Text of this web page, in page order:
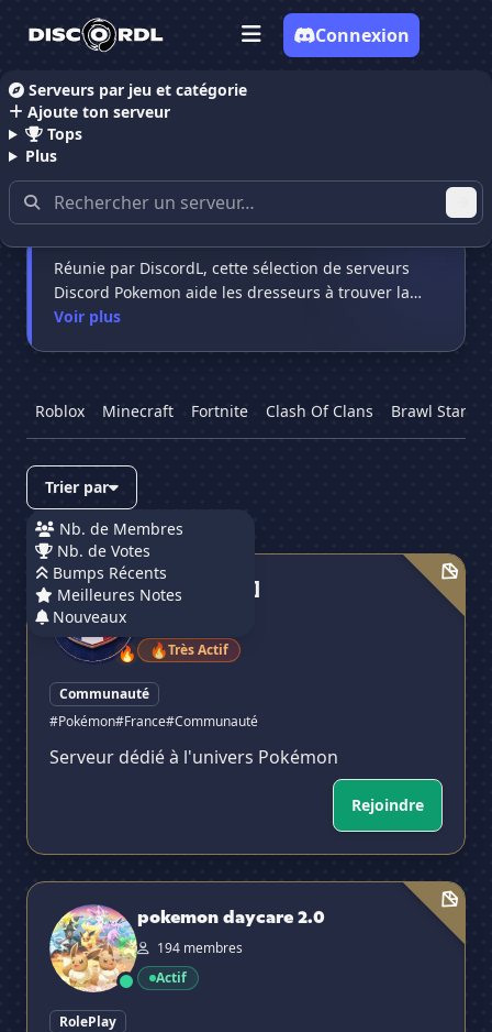
Serveurs par jeu et catégorie
Ajoute ton serveur
Tops
Plus
Connexion
Accueil
Serveurs Discord Pokemon
Réunie par DiscordL, cette sélection de serveurs
Discord Pokemon aide les dresseurs à trouver la…
Voir plus
Roblox Minecraft Fortnite Clash Of Clans Brawl Stars
Trier par
Nb. de Membres
Nb. de Votes
Bumps Récents
Meilleures Notes
Nouveaux
Pokémon [FR]
🔥
Pokémon [FR]
🔥Très Actif
Communauté
#Pokémon#France#Communauté
Serveur dédié à l'univers Pokémon
Rejoindre
pokemon daycare 2.0
pokemon daycare 2.0
194 membres
Actif
RolePlay